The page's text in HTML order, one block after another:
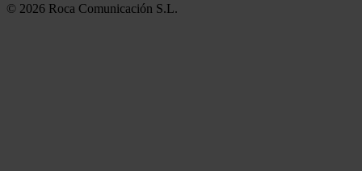
© 2026 Roca Comunicación S.L.